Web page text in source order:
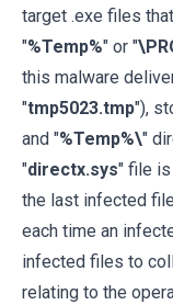
target .exe files
"%Temp%" or "
this malware
"tmp5023.tmp"),
and "%Temp%\"
"directx.sys" file
the last infected
each time an
infected files to
relating to the